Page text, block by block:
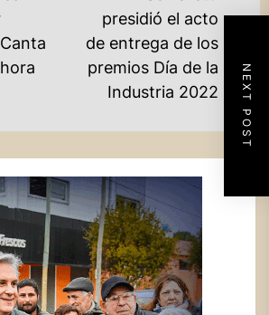
NEXT POST
presidió el acto
de entrega de los
premios Día de la
Industria 2022